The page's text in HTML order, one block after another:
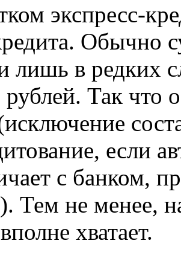
экспресс-
Обычно
лишь в редких
Так что
если
с банком,
Тем не менее,
хватает.